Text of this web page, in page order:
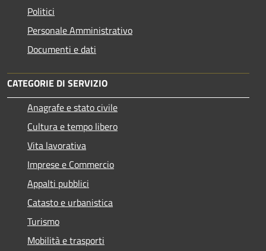
Politici
Personale Amministrativo
Documenti e dati
CATEGORIE DI SERVIZIO
Anagrafe e stato civile
Cultura e tempo libero
Vita lavorativa
Imprese e Commercio
Appalti pubblici
Catasto e urbanistica
Turismo
Mobilità e trasporti